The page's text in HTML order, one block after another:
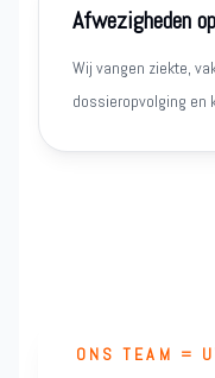
Afwezigheden
Wij vangen ziekte,
dossieropvolging en
ONS TEAM =